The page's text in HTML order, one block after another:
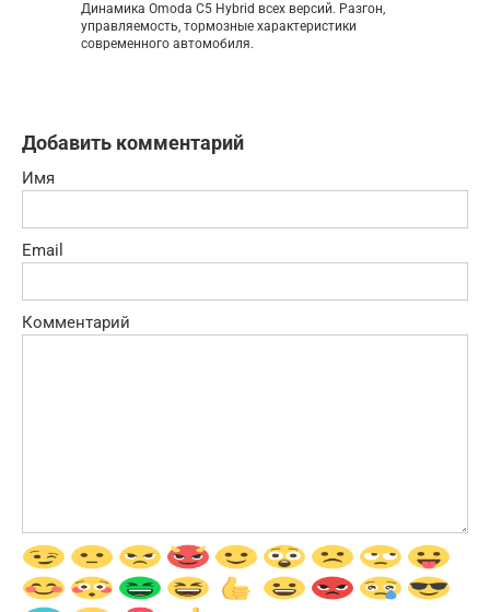
Динамика Omoda C5 Hybrid всех версий. Разгон,
управляемость, тормозные характеристики
современного автомобиля.
Добавить комментарий
Имя
Email
Комментарий